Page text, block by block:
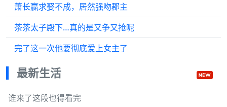
萧长赢求娶不成，居然强吻郡主
茶茶太子殿下…真的是又争又抢呢
完了这一次他要彻底爱上女主了
最新生活
谁来了这段也得看完